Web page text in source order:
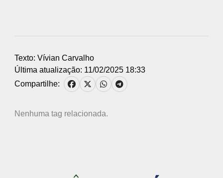
Texto: Vívian Carvalho
Última atualização: 11/02/2025 18:33
Compartilhe:
Nenhuma tag relacionada.